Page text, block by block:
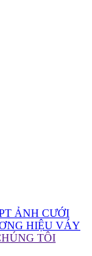
ẢNH CƯỚI
HIỆU VÁY
TÔI